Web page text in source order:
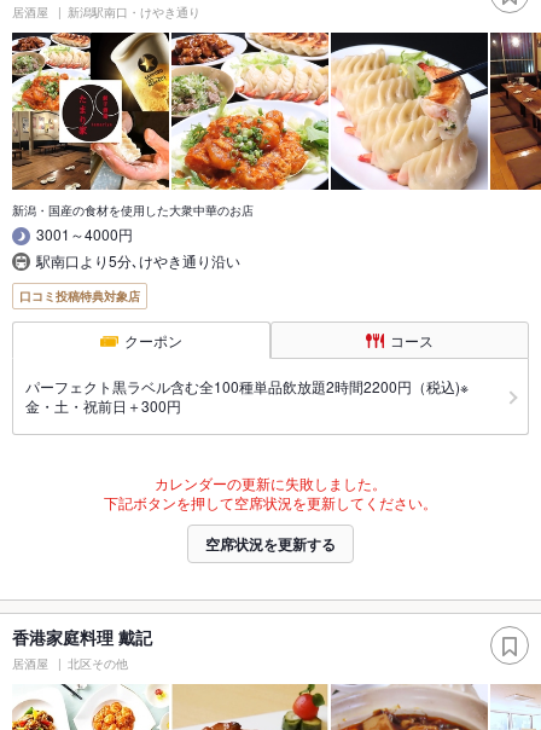
居酒屋 新潟駅南口・けやき通り
新潟・国産の食材を使用した大衆中華のお店
3001～4000円
駅南口より5分､けやき通り沿い
口コミ投稿特典対象店
クーポン コース
パーフェクト黒ラベル含む全100種単品飲放題2時間2200円（税込)※
金・土・祝前日＋300円
カレンダーの更新に失敗しました。
下記ボタンを押して空席状況を更新してください。
空席状況を更新する
香港家庭料理 戴記
居酒屋 北区その他